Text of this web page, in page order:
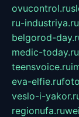
ovucontrol.ru
ru-industriya.ru
belgorod-
medic-today.ru
teensvoice.ru
eva-elfie.ru
veslo-i-
regionufa.ru